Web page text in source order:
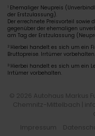
1 Ehemaliger Neupreis
der Erstzulassung).
Der errechnete Preisvorteil sowie
gegenüber der ehemaligen
am Tag der Erstzulassung
2 Hierbei handelt es sich um ein
Bruttopreise. Irrtümer vorbehalten.
3 Hierbei handelt es sich um ein
Irrtümer vorbehalten.
© 2026 Autohaus Markus
Chemnitz-Mittelbach |
Impressum